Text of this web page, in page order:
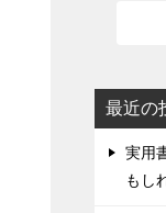
最近の
実用
もし